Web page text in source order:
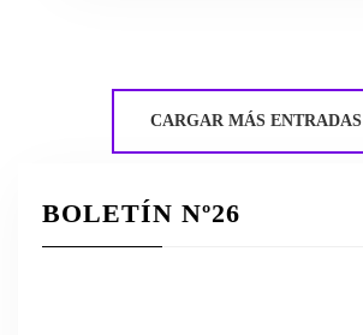
CARGAR MÁS ENTRADAS
BOLETÍN Nº26